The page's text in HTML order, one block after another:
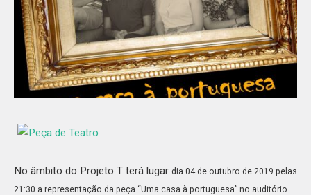
No âmbito do Projeto T terá lugar dia 04 de outubro de 2019 pelas
21:30 a representação da peça “Uma casa à portuguesa” no auditório